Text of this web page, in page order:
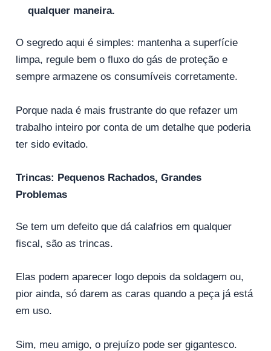
qualquer maneira.
O segredo aqui é simples: mantenha a superfície
limpa, regule bem o fluxo do gás de proteção e
sempre armazene os consumíveis corretamente.
Porque nada é mais frustrante do que refazer um
trabalho inteiro por conta de um detalhe que poderia
ter sido evitado.
Trincas: Pequenos Rachados, Grandes
Problemas
Se tem um defeito que dá calafrios em qualquer
fiscal, são as trincas.
Elas podem aparecer logo depois da soldagem ou,
pior ainda, só darem as caras quando a peça já está
em uso.
Sim, meu amigo, o prejuízo pode ser gigantesco.